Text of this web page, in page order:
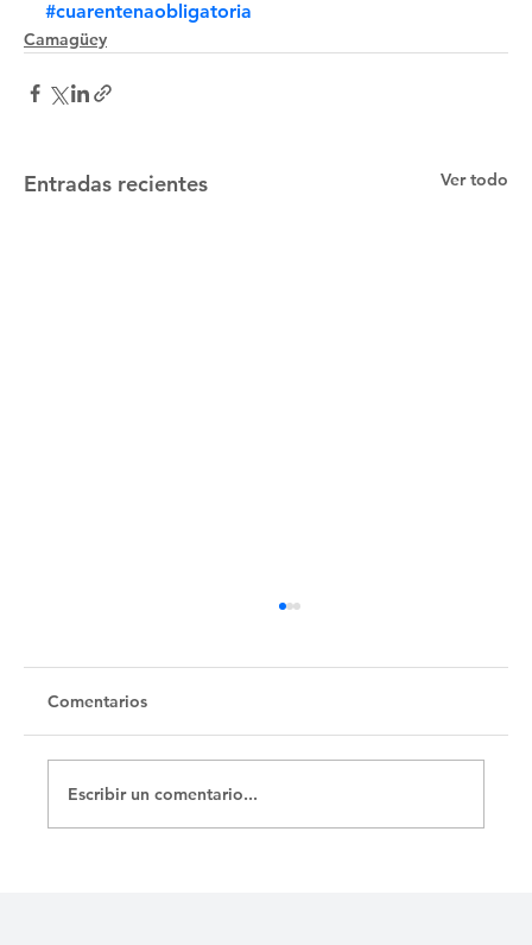
#cuarentenaobligatoria
Camagüey
Entradas recientes Ver todo
Comentarios
Escribir un comentario...